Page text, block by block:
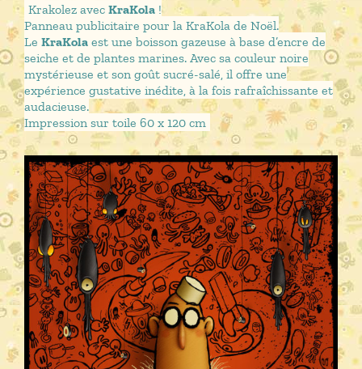
Krakolez avec KraKola!
Panneau publicitaire pour la KraKola de Noël.
Le KraKolaest une boisson gazeuse à base d’encre de
seiche et de plantes marines. Avec sa couleur noire
mystérieuse et son goût sucré-salé, il offre une
expérience gustative inédite, à la fois rafraîchissante et
audacieuse.
Impression sur toile 60 x 120 cm